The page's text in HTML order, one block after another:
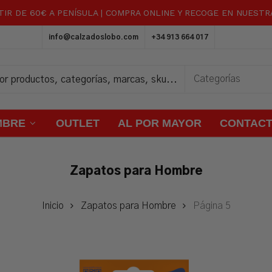
DE 60€ A PENÍSULA | COMPRA ONLINE Y RECOGE EN
info@calzadoslobo.com +34 913 664 017
OUTLET AL POR MAYOR
Carrito
Zapatos para Hombre
Inicio Zapatos para Hombre Página 5